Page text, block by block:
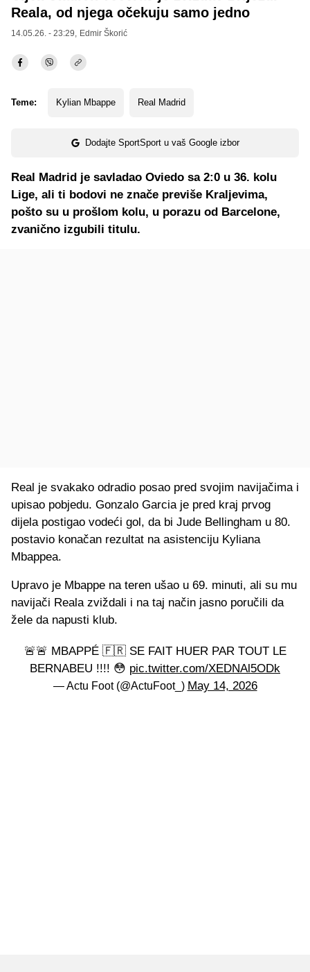
Reala, od njega očekuju samo jedno
14.05.26. - 23:29, Edmir Škorić
Teme: Kylian Mbappe Real Madrid
Dodajte SportSport u vaš Google izbor
Real Madrid je savladao Oviedo sa 2:0 u 36. kolu
Lige, ali ti bodovi ne znače previše Kraljevima,
pošto su u prošlom kolu, u porazu od Barcelone,
zvanično izgubili titulu.
Real je svakako odradio posao pred svojim navijačima i
upisao pobjedu. Gonzalo Garcia je pred kraj prvog
dijela postigao vodeći gol, da bi Jude Bellingham u 80.
postavio konačan rezultat na asistenciju Kyliana
Mbappea.
Upravo je Mbappe na teren ušao u 69. minuti, ali su mu
navijači Reala zviždali i na taj način jasno poručili da
žele da napusti klub.
🚨🚨 MBAPPÉ 🇫🇷 SE FAIT HUER PAR TOUT LE
BERNABEU !!!! 😳 pic.twitter.com/XEDNAl5ODk
— Actu Foot (@ActuFoot_) May 14, 2026